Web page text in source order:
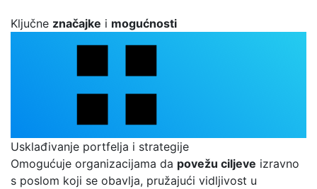
Ključne značajke i mogućnosti
Usklađivanje portfelja i strategije
Omogućuje organizacijama da povežu ciljeve izravno
s poslom koji se obavlja, pružajući vidljivost u